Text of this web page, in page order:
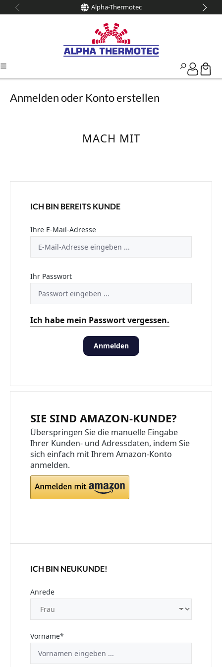
springen Alpha-Thermotec
Anmelden oder Konto erstellen
MACH MIT
ICH BIN BEREITS KUNDE
Ihre E-Mail-Adresse
Ihr Passwort
Ich habe mein Passwort vergessen.
Anmelden
SIE SIND AMAZON-KUNDE?
Überspringen Sie die manuelle Eingabe
Ihrer Kunden- und Adressdaten, indem Sie
sich einfach mit Ihrem Amazon-Konto
anmelden.
ICH BIN NEUKUNDE!
Persönliche Informationen
Anrede
Vorname*